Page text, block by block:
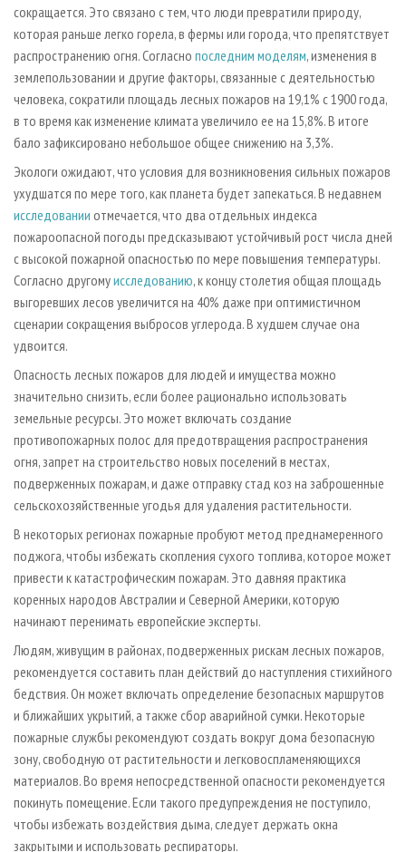
сокращается. Это связано с тем, что люди превратили природу,
которая раньше легко горела, в фермы или города, что препятствует
распространению огня. Согласно последним моделям, изменения в
землепользовании и другие факторы, связанные с деятельностью
человека, сократили площадь лесных пожаров на 19,1% с 1900 года,
в то время как изменение климата увеличило ее на 15,8%. В итоге
бало зафиксировано небольшое общее снижению на 3,3%.
Экологи ожидают, что условия для возникновения сильных пожаров
ухудшатся по мере того, как планета будет запекаться. В недавнем
исследовании отмечается, что два отдельных индекса
пожароопасной погоды предсказывают устойчивый рост числа дней
с высокой пожарной опасностью по мере повышения температуры.
Согласно другомуисследованию, к концу столетия общая площадь
выгоревших лесов увеличится на 40% даже при оптимистичном
сценарии сокращения выбросов углерода. В худшем случае она
удвоится.
Опасность лесных пожаров для людей и имущества можно
значительно снизить, если более рационально использовать
земельные ресурсы. Это может включать создание
противопожарных полос для предотвращения распространения
огня, запрет на строительство новых поселений в местах,
подверженных пожарам, и даже отправку стад коз на заброшенные
сельскохозяйственные угодья для удаления растительности.
В некоторых регионах пожарные пробуют метод преднамеренного
поджога, чтобы избежать скопления сухого топлива, которое может
привести к катастрофическим пожарам. Это давняя практика
коренных народов Австралии и Северной Америки, которую
начинают перенимать европейские эксперты.
Людям, живущим в районах, подверженных рискам лесных пожаров,
рекомендуется составить план действий до наступления стихийного
бедствия. Он может включать определение безопасных маршрутов
и ближайших укрытий, а также сбор аварийной сумки. Некоторые
пожарные службы рекомендуют создать вокруг дома безопасную
зону, свободную от растительности и легковоспламеняющихся
материалов. Во время непосредственной опасности рекомендуется
покинуть помещение. Если такого предупреждения не поступило,
чтобы избежать воздействия дыма, следует держать окна
закрытыми и использовать респираторы.